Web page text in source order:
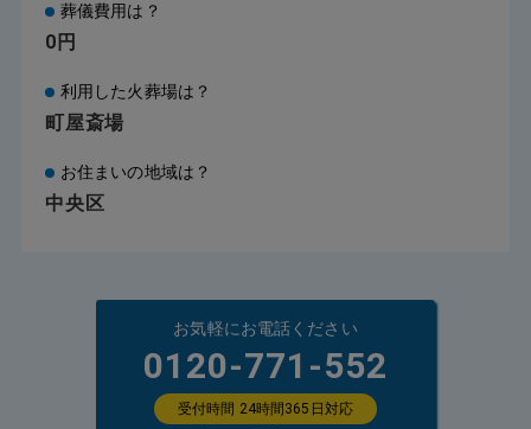
葬儀費用は？
0円
利用した火葬場は？
町屋斎場
お住まいの地域は？
中央区
お気軽にお電話ください
0120-771-552
受付時間 24時間365日対応